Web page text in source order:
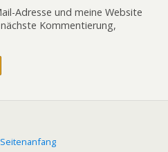
Adresse und meine Website
Kommentierung,